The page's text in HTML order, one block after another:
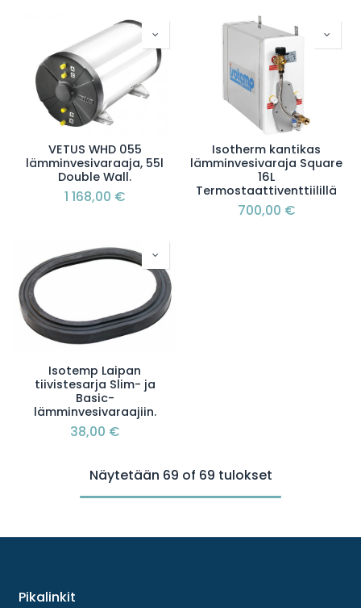
VETUS WHD 055
lämminvesivaraaja, 55l
Double Wall.
1 168,00 €
Isotherm kantikas
lämminvesivaraja Square
16L
Termostaattiventtiilillä
700,00 €
Isotemp Laipan
tiivistesarja Slim- ja
Basic-
lämminvesivaraajiin.
38,00 €
Näytetään 69 of 69 tulokset
Pikalinkit